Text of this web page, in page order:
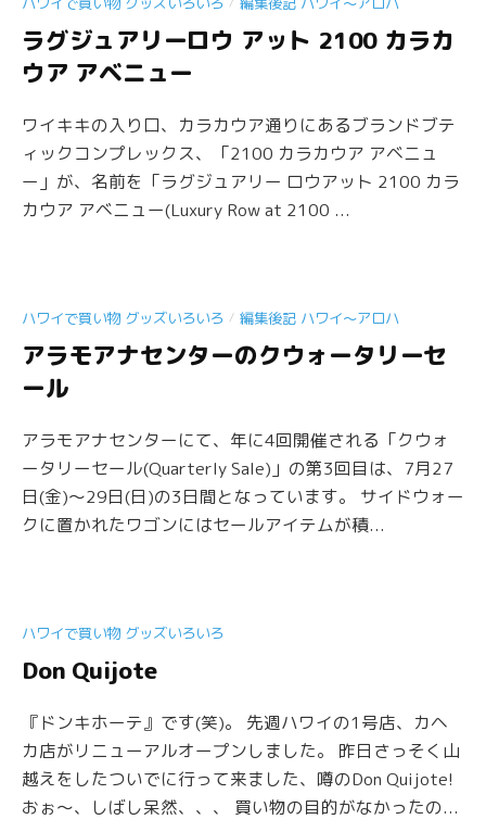
ラグジュアリーロウ アット 2100 カラカ
ウア アベニュー
ワイキキの入り口、カラカウア通りにあるブランドブテ
ィックコンプレックス、「2100 カラカウア アベニュ
ー」が、名前を「ラグジュアリー ロウアット 2100 カラ
カウア アベニュー(Luxury Row at 2100 ...
ハワイで買い物 グッズいろいろ / 編集後記 ハワイ〜アロハ
アラモアナセンターのクウォータリーセ
ール
アラモアナセンターにて、年に4回開催される「クウォ
ータリーセール(Quarterly Sale)」の第3回目は、7月27
日(金)〜29日(日)の3日間となっています。 サイドウォー
クに置かれたワゴンにはセールアイテムが積...
ハワイで買い物 グッズいろいろ
Don Quijote
『ドンキホーテ』です(笑)。 先週ハワイの1号店、カヘ
カ店がリニューアルオープンしました。 昨日さっそく山
越えをしたついでに行って来ました、噂のDon Quijote!
おぉ〜、しばし呆然、、、 買い物の目的がなかったの...